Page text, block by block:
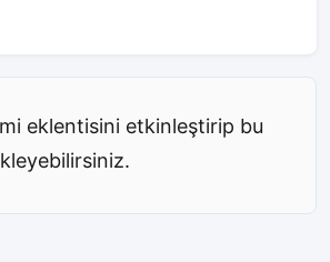
eklentisini etkinleştirip bu